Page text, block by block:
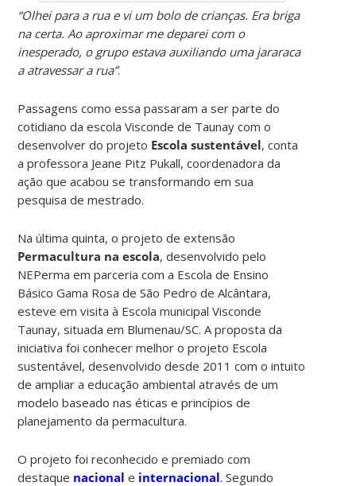
“Olhei para a rua e vi um bolo de crianças. Era briga
na certa. Ao aproximar me deparei com o
inesperado, o grupo estava auxiliando uma jararaca
a atravessar a rua”.
Passagens como essa passaram a ser parte do
cotidiano da escola Visconde de Taunay com o
desenvolver do projeto Escola sustentável, conta
a professora Jeane Pitz Pukall, coordenadora da
ação que acabou se transformando em sua
pesquisa de mestrado.
Na última quinta, o projeto de extensão
Permacultura na escola, desenvolvido pelo
NEPerma em parceria com a Escola de Ensino
Básico Gama Rosa de São Pedro de Alcântara,
esteve em visita à Escola municipal Visconde
Taunay, situada em Blumenau/SC. A proposta da
iniciativa foi conhecer melhor o projeto Escola
sustentável, desenvolvido desde 2011 com o intuito
de ampliar a educação ambiental através de um
modelo baseado nas éticas e princípios de
planejamento da permacultura.
O projeto foi reconhecido e premiado com
destaque nacional e internacional. Segundo